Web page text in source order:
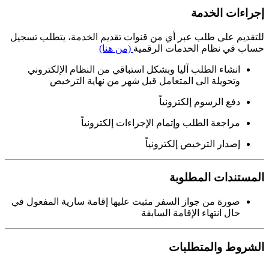
إجراءات الخدمة
للتقديم على طلب عبر أي من قنوات تقديم الخدمة، يتطلب تسجيل
حساب في نظام الخدمات الرقمية (من هنا)
انشاء الطلب آليا وبشكل استباقي من النظام الإلكتروني
وتحويلة الى المتعامل قبل شهر من نهاية الترخيص
دفع الرسوم إلكترونياً
مراجعة الطلب وإتمام الإجراءات إلكترونياً
إصدار الترخيص إلكترونياً
المستندات المطلوبة
صورة من جواز السفر مثبت عليها إقامة سارية المفعول في
حال انتهاء الإقامة السابقة
الشروط والمتطلبات